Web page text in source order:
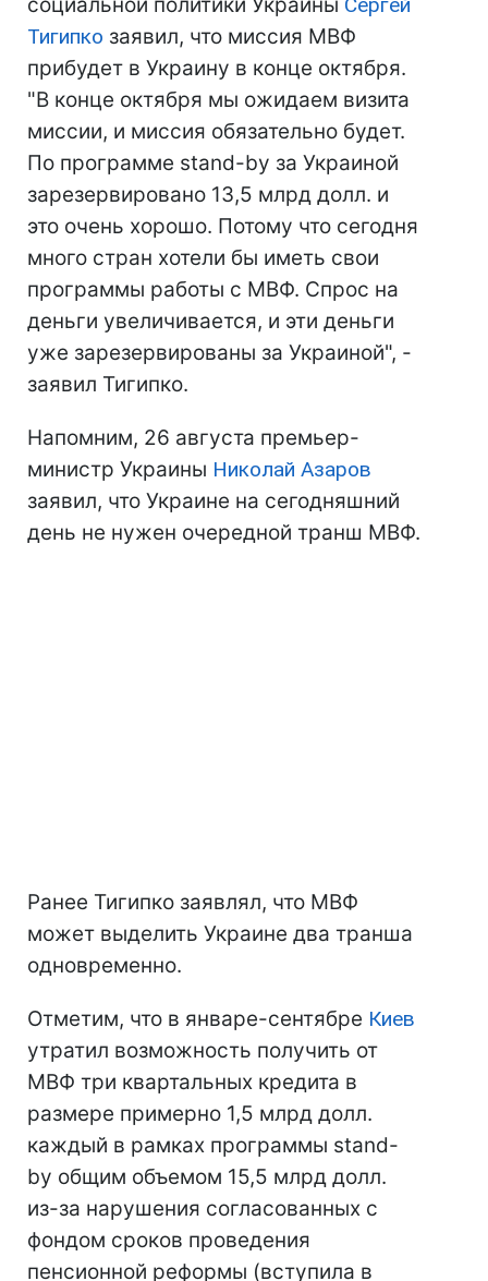
Тигипко заявил, что миссия МВФ
прибудет в Украину в конце октября.
"В конце октября мы ожидаем визита
миссии, и миссия обязательно будет.
По программе stand-by за Украиной
зарезервировано 13,5 млрд долл. и
это очень хорошо. Потому что сегодня
много стран хотели бы иметь свои
программы работы с МВФ. Спрос на
деньги увеличивается, и эти деньги
уже зарезервированы за Украиной", -
заявил Тигипко.
Напомним, 26 августа премьер-
министр Украины Николай Азаров
заявил, что Украине на сегодняшний
день не нужен очередной транш МВФ.
Ранее Тигипко заявлял, что МВФ
может выделить Украине два транша
одновременно.
Отметим, что в январе-сентябре Киев
утратил возможность получить от
МВФ три квартальных кредита в
размере примерно 1,5 млрд долл.
каждый в рамках программы stand-
by общим объемом 15,5 млрд долл.
из-за нарушения согласованных с
фондом сроков проведения
пенсионной реформы (вступила в